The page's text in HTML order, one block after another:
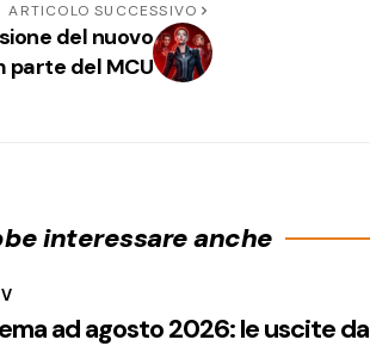
ARTICOLO SUCCESSIVO
del nuovo
parte del MCU
interessare anche
ad agosto 2026: le uscite da